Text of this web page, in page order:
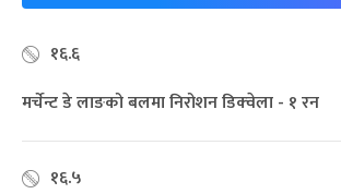
१६.६
मर्चेन्ट डे लाङको बलमा निरोशन डिक्‍वेला - १ रन
१६.५